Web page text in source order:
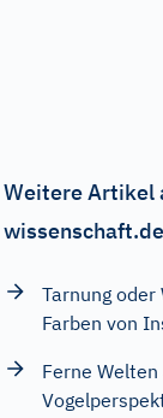
Weitere Artikel
wissenschaft.de
Tarnung oder
Farben von
Ferne